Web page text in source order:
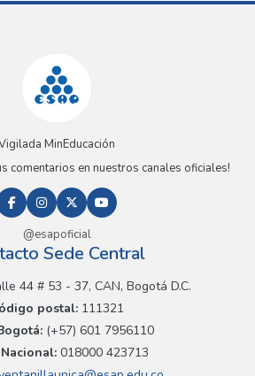
MinEducación
comentarios en nuestros canales oficiales!
@esapoficial
Sede Central
44 # 53 - 37, CAN, Bogotá D.C.
postal: 111321
(+57) 601 7956110
018000 423713